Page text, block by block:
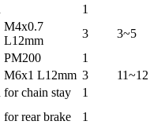
1
M4x0.7
L12mm
3
3~5
PM200
1
M6x1 L12mm 3
11~12
for chain stay
1
for rear brake 1